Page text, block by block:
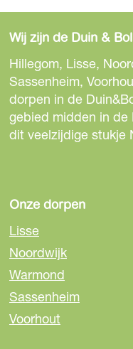
e
l
d
e
z
e
p
n
a
o
p
F
a
c
e
e
l
d
e
z
e
p
n
o
p
e
-
m
a
e
l
d
e
z
e
p
n
p
W
h
Wij zijn de Duin &
Hillegom, Lisse,
Sassenheim,
dorpen in de
gebied midden in de
dit veelzijdige stukje
Onze dorpen
Lisse
Noordwijk
Warmond
Sassenheim
Voorhout